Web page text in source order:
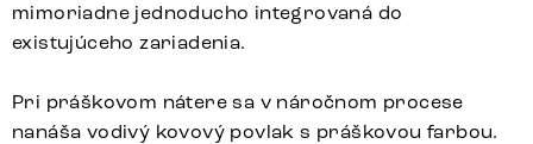
mimoriadne jednoducho integrovaná do
existujúceho zariadenia.
Pri práškovom nátere sa v náročnom procese
nanáša vodivý kovový povlak s práškovou farbou.